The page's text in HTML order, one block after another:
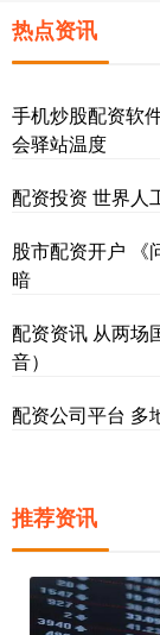
热点资讯
手机炒股配资软
会驿站温度
配资投资 世界人
股市配资开户 《
暗
配资资讯 从两场
音）
配资公司平台 多
推荐资讯